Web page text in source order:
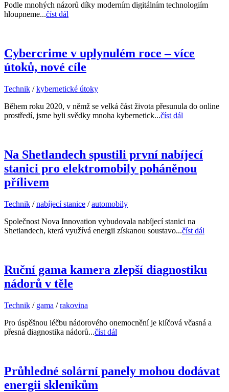
Podle mnohých názorů díky moderním digitálním technologiím
hloupneme...číst dál
Cybercrime v uplynulém roce – více
útoků, nové cíle
Technik /kybernetické útoky
Během roku 2020, v němž se velká část života přesunula do online
prostředí, jsme byli svědky mnoha kybernetick...číst dál
Na Shetlandech spustili první nabíjecí
stanici pro elektromobily poháněnou
přílivem
Technik /nabíjecí stanice /automobily
Společnost Nova Innovation vybudovala nabíjecí stanici na
Shetlandech, která využívá energii získanou soustavo...číst dál
Ruční gama kamera zlepší diagnostiku
nádorů v těle
Technik / gama /rakovina
Pro úspěšnou léčbu nádorového onemocnění je klíčová včasná a
přesná diagnostika nádorů...číst dál
Průhledné solární panely mohou dodávat
energii skleníkům